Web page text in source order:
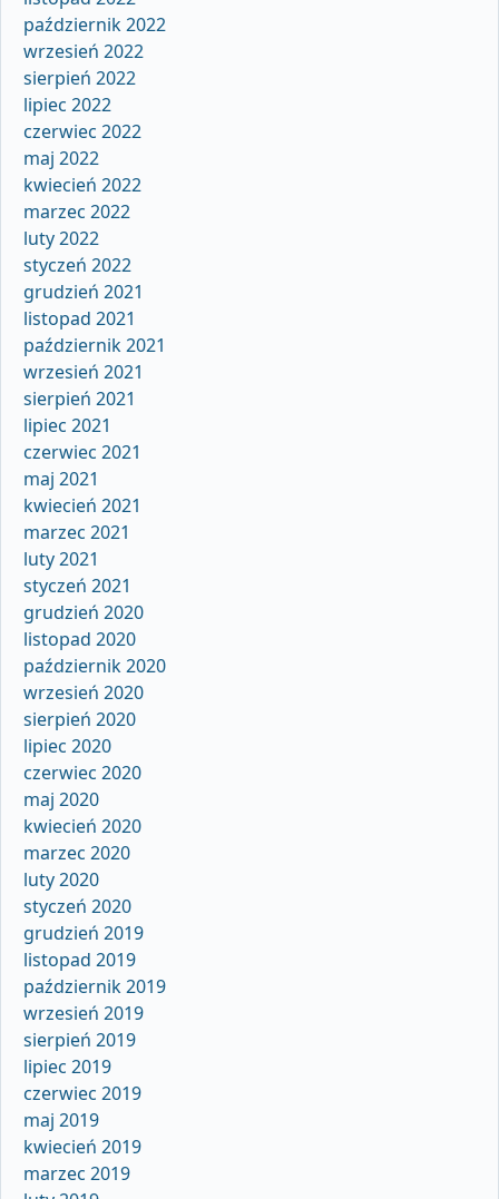
październik 2022
wrzesień 2022
sierpień 2022
lipiec 2022
czerwiec 2022
maj 2022
kwiecień 2022
marzec 2022
luty 2022
styczeń 2022
grudzień 2021
listopad 2021
październik 2021
wrzesień 2021
sierpień 2021
lipiec 2021
czerwiec 2021
maj 2021
kwiecień 2021
marzec 2021
luty 2021
styczeń 2021
grudzień 2020
listopad 2020
październik 2020
wrzesień 2020
sierpień 2020
lipiec 2020
czerwiec 2020
maj 2020
kwiecień 2020
marzec 2020
luty 2020
styczeń 2020
grudzień 2019
listopad 2019
październik 2019
wrzesień 2019
sierpień 2019
lipiec 2019
czerwiec 2019
maj 2019
kwiecień 2019
marzec 2019